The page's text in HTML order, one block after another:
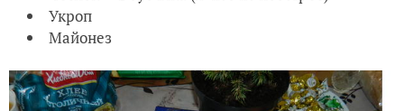
Укроп
Майонез